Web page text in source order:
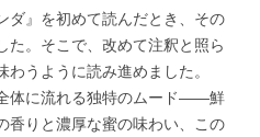
ダ』を初めて読んだとき、その
た。そこで、改めて注釈と照ら
うように読み進めました。
体に流れる独特のムード――鮮
香りと濃厚な蜜の味わい、この